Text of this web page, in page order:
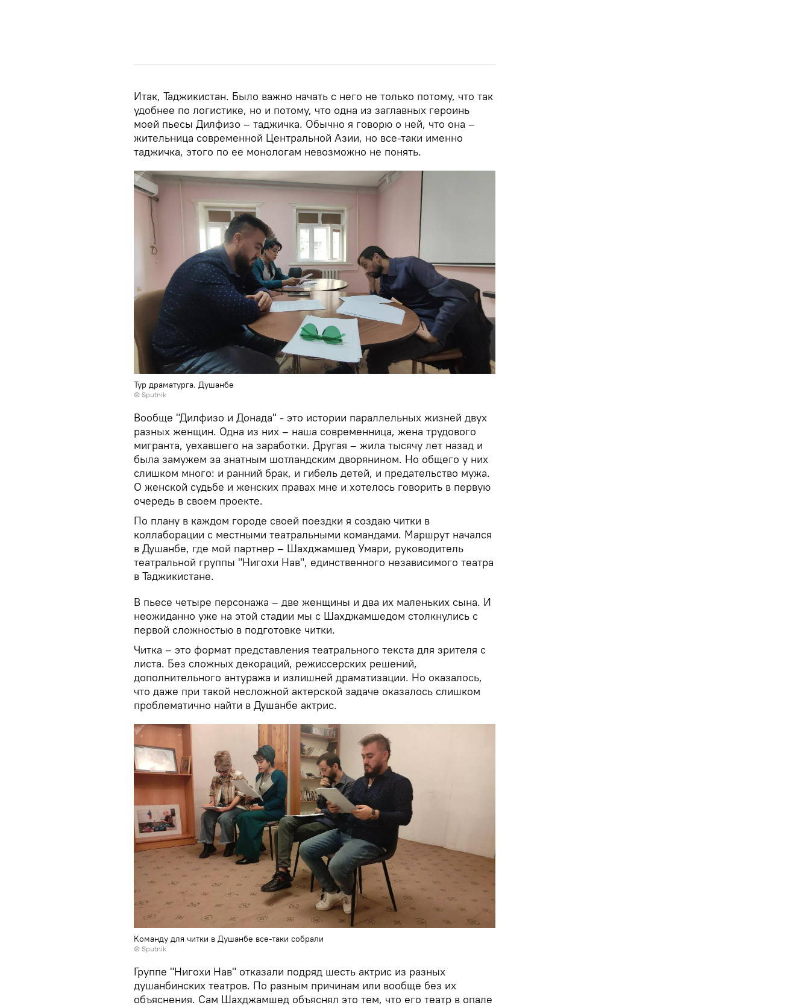
Итак, Таджикистан. Было важно начать с него не только потому, что так
удобнее по логистике, но и потому, что одна из заглавных героинь
моей пьесы Дилфизо – таджичка. Обычно я говорю о ней, что она –
жительница современной Центральной Азии, но все-таки именно
таджичка, этого по ее монологам невозможно не понять.
Тур драматурга. Душанбе
© Sputnik
Вообще "Дилфизо и Донада" - это истории параллельных жизней двух
разных женщин. Одна из них – наша современница, жена трудового
мигранта, уехавшего на заработки. Другая – жила тысячу лет назад и
была замужем за знатным шотландским дворянином. Но общего у них
слишком много: и ранний брак, и гибель детей, и предательство мужа.
О женской судьбе и женских правах мне и хотелось говорить в первую
очередь в своем проекте.
По плану в каждом городе своей поездки я создаю читки в
коллаборации с местными театральными командами. Маршрут начался
в Душанбе, где мой партнер – Шахджамшед Умари, руководитель
театральной группы "Нигохи Нав", единственного независимого театра
в Таджикистане.
В пьесе четыре персонажа – две женщины и два их маленьких сына. И
неожиданно уже на этой стадии мы с Шахджамшедом столкнулись с
первой сложностью в подготовке читки.
Читка – это формат представления театрального текста для зрителя с
листа. Без сложных декораций, режиссерских решений,
дополнительного антуража и излишней драматизации. Но оказалось,
что даже при такой несложной актерской задаче оказалось слишком
проблематично найти в Душанбе актрис.
Команду для читки в Душанбе все-таки собрали
© Sputnik
Группе "Нигохи Нав" отказали подряд шесть актрис из разных
душанбинских театров. По разным причинам или вообще без их
объяснения. Сам Шахджамшед объяснял это тем, что его театр в опале